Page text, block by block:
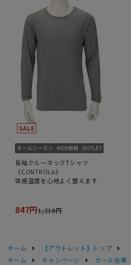
長袖クルーネックTシャツ
《CONTROLα》
体感温度を心地よく整えます
847円1,210円
ホーム 【アウトレット】トップ
ホーム
キャンペーン セール会場